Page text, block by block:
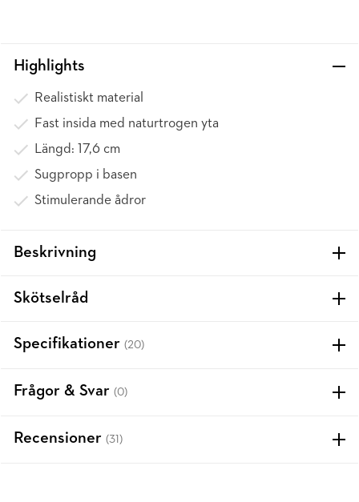
Highlights
Realistiskt material
Fast insida med naturtrogen yta
Längd: 17,6 cm
Sugpropp i basen
Stimulerande ådror
Beskrivning
Skötselråd
Specifikationer (20)
Frågor & Svar (0)
Recensioner (31)